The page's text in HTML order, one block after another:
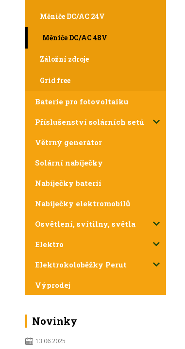
Měniče DC/AC 24V
Měniče DC/AC 48V
Záložní zdroje
Grid free
Baterie pro fotovoltaiku
Příslušenství solárních setů
Větrný generátor
Solární nabíječky
Nabíječky baterií
Nabíječky elektromobilů
Osvětlení, svítilny, světla
Elektro
Elektrokoloběžky Perut
Výprodej
Novinky
13.06.2025